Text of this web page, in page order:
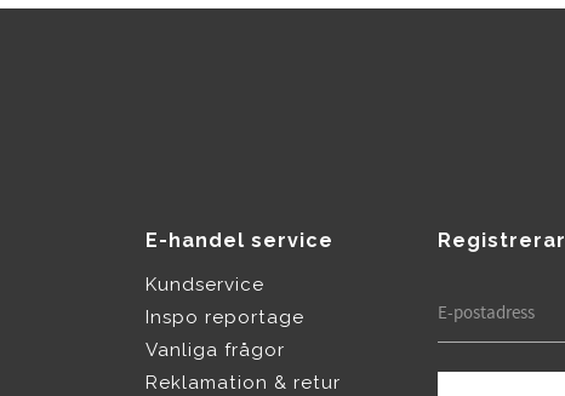
E-handel service
Kundservice
Inspo reportage
Vanliga frågor
Reklamation & retur